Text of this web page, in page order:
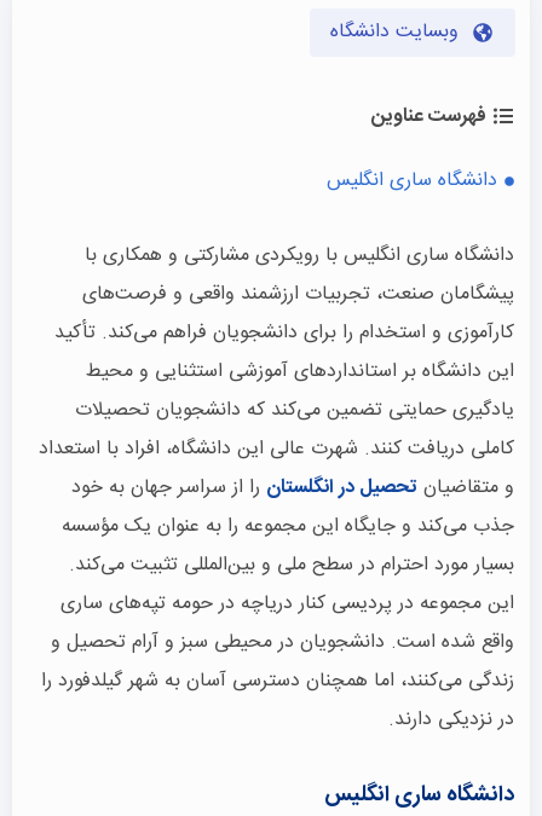
وبسایت دانشگاه
فهرست عناوین
دانشگاه ساری انگلیس
دانشگاه ساری انگلیس با رویکردی مشارکتی و همکاری با
پیشگامان صنعت، تجربیات ارزشمند واقعی و فرصت‌های
کارآموزی و استخدام را برای دانشجویان فراهم می‌کند. تأکید
این دانشگاه بر استانداردهای آموزشی استثنایی و محیط
یادگیری حمایتی تضمین می‌کند که دانشجویان تحصیلات
کاملی دریافت کنند. شهرت عالی این دانشگاه، افراد با استعداد
و متقاضیان تحصیل در انگلستان را از سراسر جهان به خود
جذب می‌کند و جایگاه این مجموعه را به عنوان یک مؤسسه
بسیار مورد احترام در سطح ملی و بین‌المللی تثبیت می‌کند.
این مجموعه در پردیسی کنار دریاچه در حومه تپه‌های ساری
واقع شده است. دانشجویان در محیطی سبز و آرام تحصیل و
زندگی می‌کنند، اما همچنان دسترسی آسان به شهر گیلدفورد را
در نزدیکی دارند.
دانشگاه ساری انگلیس